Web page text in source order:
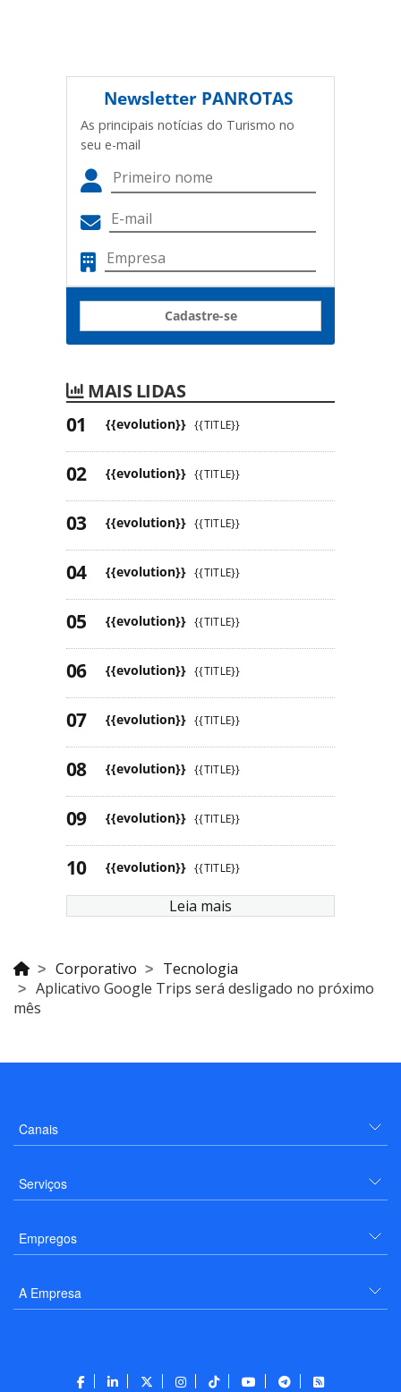
Newsletter PANROTAS
As principais notícias do Turismo no
seu e-mail
Cadastre-se
MAIS LIDAS
{{evolution}} {{TITLE}}
{{evolution}} {{TITLE}}
{{evolution}} {{TITLE}}
{{evolution}} {{TITLE}}
{{evolution}} {{TITLE}}
{{evolution}} {{TITLE}}
{{evolution}} {{TITLE}}
{{evolution}} {{TITLE}}
{{evolution}} {{TITLE}}
{{evolution}} {{TITLE}}
Leia mais
Corporativo
Tecnologia
Aplicativo Google Trips será desligado no próximo
mês
Canais
Serviços
Empregos
A Empresa